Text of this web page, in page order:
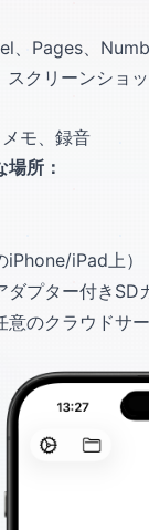
、Pages、
クリーンショッ
モ、録音
所：
iPad上）
プター付きSD
意のクラウドサ